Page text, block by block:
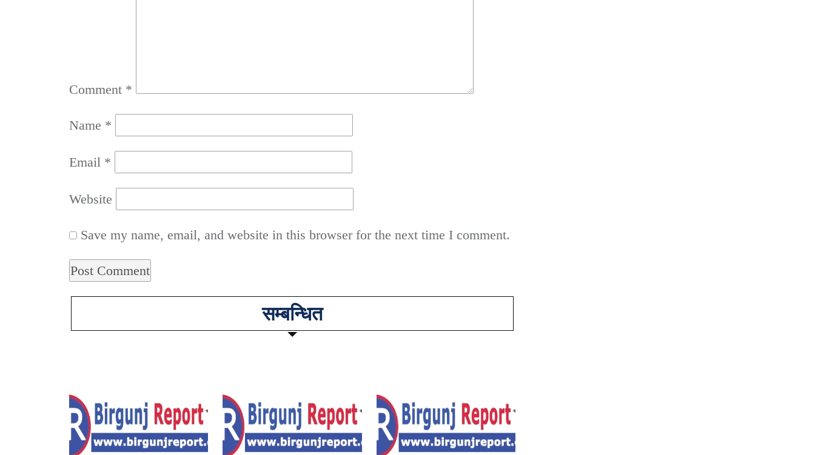
Comment *
Name *
Email *
Website
Save my name, email, and website in this browser for the next time I comment.
सम्बन्धित